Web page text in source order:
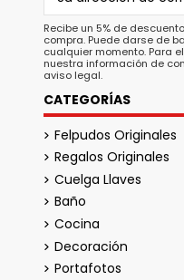
Recibe un 5% de
compra. Puede darse de
cualquier momento. Para
nuestra información de
aviso legal.
CATEGORÍAS
Felpudos Originales
Regalos Originales
Cuelga Llaves
Baño
Cocina
Decoración
Portafotos